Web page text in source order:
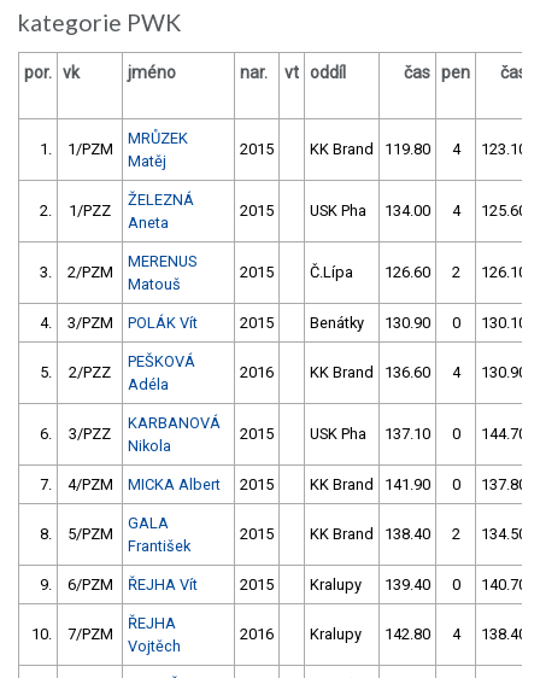
kategorie PWK
por. vk jméno nar. vt oddíl čas pen čas
1. 1/PZM
MRŮZEK
Matěj
2015 KK Brand 119.80 4 123.10
2. 1/PZZ
ŽELEZNÁ
Aneta
2015 USK Pha 134.00 4 125.60
3. 2/PZM
MERENUS
Matouš
2015 Č.Lípa 126.60 2 126.10
4. 3/PZM POLÁK Vít 2015 Benátky 130.90 0 130.10
5. 2/PZZ
PEŠKOVÁ
Adéla
2016 KK Brand 136.60 4 130.90
6. 3/PZZ
KARBANOVÁ
Nikola
2015 USK Pha 137.10 0 144.70
7. 4/PZM MICKA Albert 2015 KK Brand 141.90 0 137.80
8. 5/PZM
GALA
František
2015 KK Brand 138.40 2 134.50
9. 6/PZM ŘEJHA Vít 2015 Kralupy 139.40 0 140.70
10. 7/PZM
ŘEJHA
Vojtěch
2016 Kralupy 142.80 4 138.40